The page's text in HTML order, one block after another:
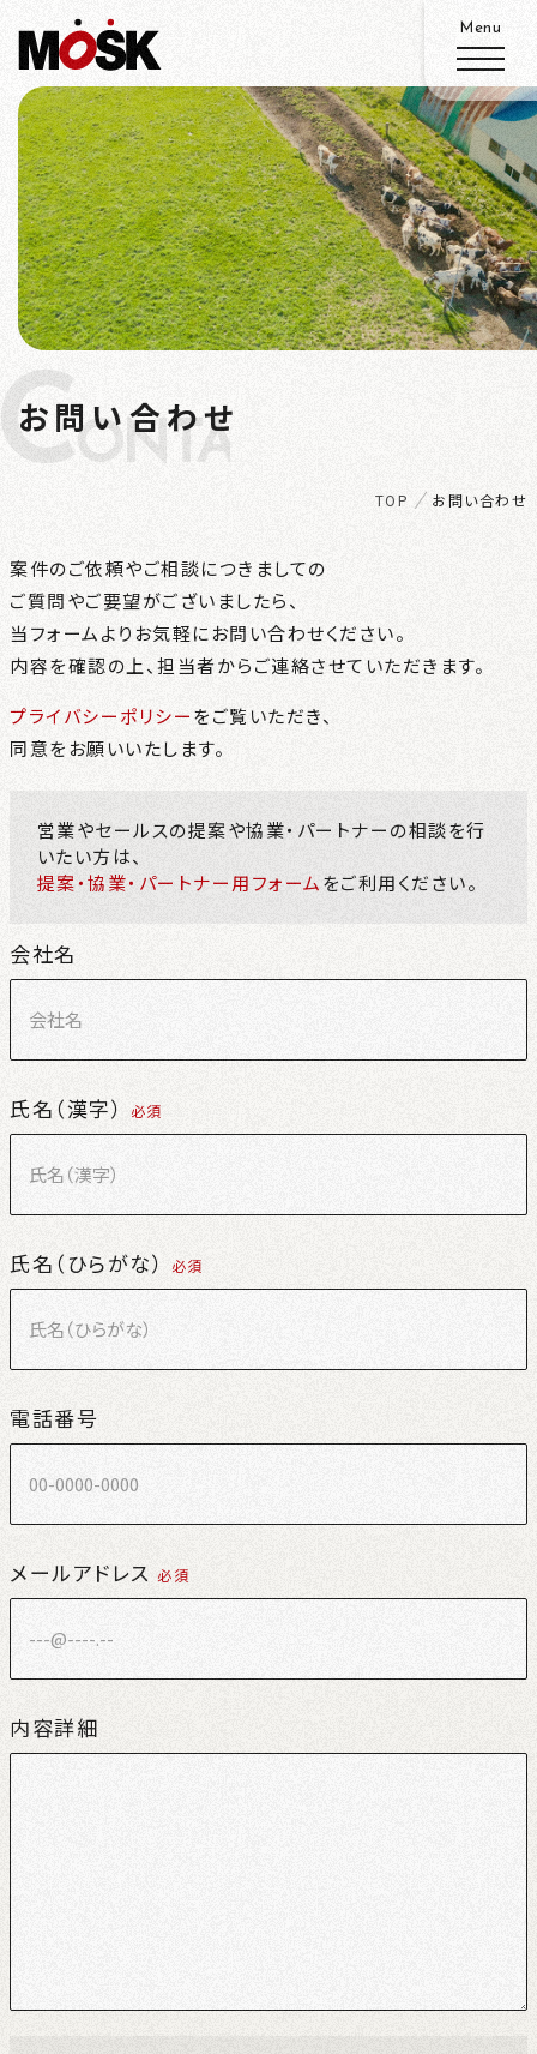
お問い合わせ
ONTACT
TOP お問い合わせ
案件のご依頼やご相談につきましての
ご質問やご要望がございましたら、
当フォームよりお気軽にお問い合わせください。
内容を確認の上、担当者からご連絡させていただきます。
プライバシーポリシーをご覧いただき、
同意をお願いいたします。
営業やセールスの提案や協業・パートナーの相談を行
いたい方は、
提案・協業・パートナー用フォームをご利用ください。
会社名
氏名（漢字） 必須
氏名（ひらがな） 必須
電話番号
メールアドレス 必須
内容詳細
ABOUT
SERVICE
WORKS
ADVANTAGE
RECRUIT
CONTACT
NEWS
PRIVACY